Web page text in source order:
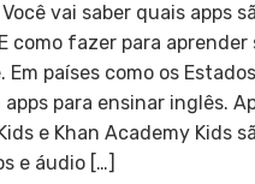
vai saber quais apps
como fazer para aprender
Em países como os
apps para ensinar inglês.
e Khan Academy Kids
e áudio […]